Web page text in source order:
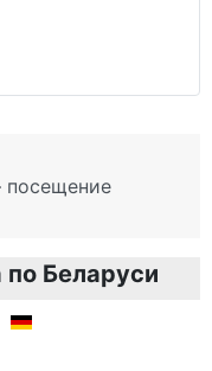
посещение
Беларуси